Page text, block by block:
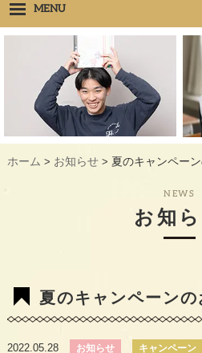
MENU
Heartの想い HOPE
クラス紹介 CLASS
先生紹介 INSTRUCTORS
ギャラリー GALLERY
ホーム > お知らせ> 夏のキャンペー
NEWS
お知
夏のキャンペーンの
2022.05.28 お知らせ キャンペーン